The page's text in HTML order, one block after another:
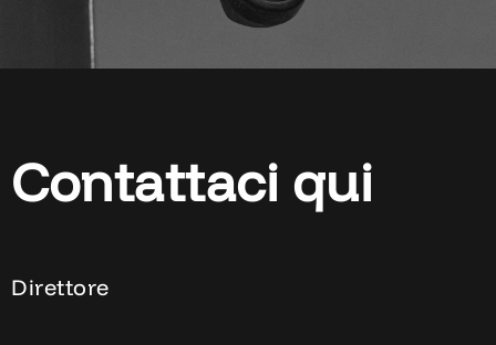
Contattaci qui
Direttore